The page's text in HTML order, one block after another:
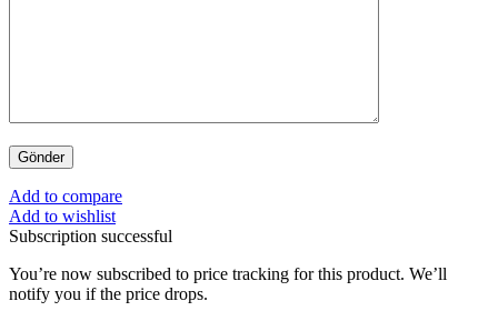
Add to compare
Add to wishlist
Subscription successful
You’re now subscribed to price tracking for this product. We’ll
notify you if the price drops.